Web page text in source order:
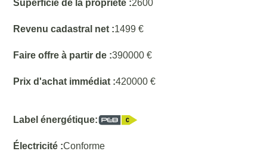
Superficie de la propriété :2600
Revenu cadastral net :1499 €
Faire offre à partir de :390000 €
Prix d'achat immédiat :420000 €
Label énergétique:
Électricité :Conforme